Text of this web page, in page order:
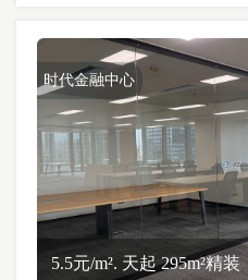
时代金融中心
5.5元/m². 天起 295m²精装